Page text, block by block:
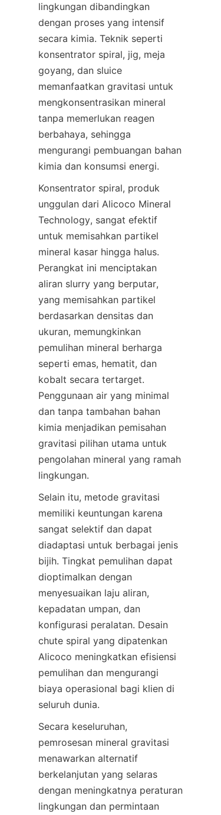
lingkungan dibandingkan
dengan proses yang intensif
secara kimia. Teknik seperti
konsentrator spiral, jig, meja
goyang, dan sluice
memanfaatkan gravitasi untuk
mengkonsentrasikan mineral
tanpa memerlukan reagen
berbahaya, sehingga
mengurangi pembuangan bahan
Konsentrator spiral, produk
unggulan dari Alicoco Mineral
Technology, sangat efektif
untuk memisahkan partikel
mineral kasar hingga halus.
Perangkat ini menciptakan
aliran slurry yang berputar,
yang memisahkan partikel
berdasarkan densitas dan
ukuran, memungkinkan
pemulihan mineral berharga
seperti emas, hematit, dan
kobalt secara tertarget.
Penggunaan air yang minimal
dan tanpa tambahan bahan
kimia menjadikan pemisahan
gravitasi pilihan utama untuk
pengolahan mineral yang ramah
Selain itu, metode gravitasi
memiliki keuntungan karena
sangat selektif dan dapat
diadaptasi untuk berbagai jenis
bijih. Tingkat pemulihan dapat
dioptimalkan dengan
menyesuaikan laju aliran,
kepadatan umpan, dan
konfigurasi peralatan. Desain
chute spiral yang dipatenkan
Alicoco meningkatkan efisiensi
pemulihan dan mengurangi
biaya operasional bagi klien di
Secara keseluruhan,
pemrosesan mineral gravitasi
menawarkan alternatif
berkelanjutan yang selaras
dengan meningkatnya peraturan
lingkungan dan permintaan